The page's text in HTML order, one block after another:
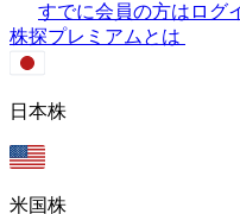
すでに会員の方はログ
株探プレミアムとは
日本株
米国株